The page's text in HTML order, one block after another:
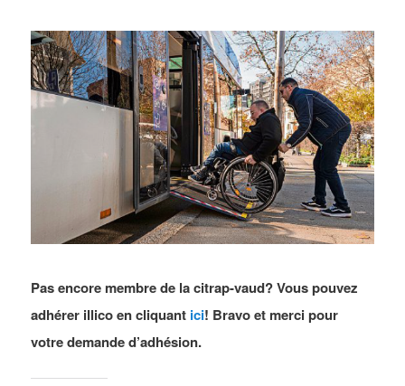
Pas encore membre de la citrap-vaud? Vous pouvez
adhérer illico en cliquant ici! Bravo et merci pour
votre demande d’adhésion.